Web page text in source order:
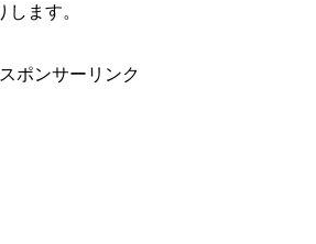
ます。
スポンサーリンク